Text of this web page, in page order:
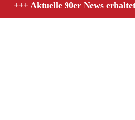
+++ Aktuelle 90er News erhaltet